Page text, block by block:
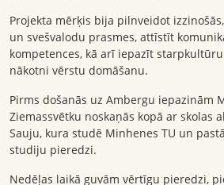
Projekta mērķis bija pilnveidot
un svešvalodu prasmes, attīstīt
kompetences, kā arī iepazīt
nākotni vērstu domāšanu.
Pirms došanās uz Ambergu iepazinām
Ziemassvētku noskaņās kopā ar skolas
Sauju, kura studē Minhenes TU un
studiju pieredzi.
Nedēļas laikā guvām vērtīgu pieredzi,